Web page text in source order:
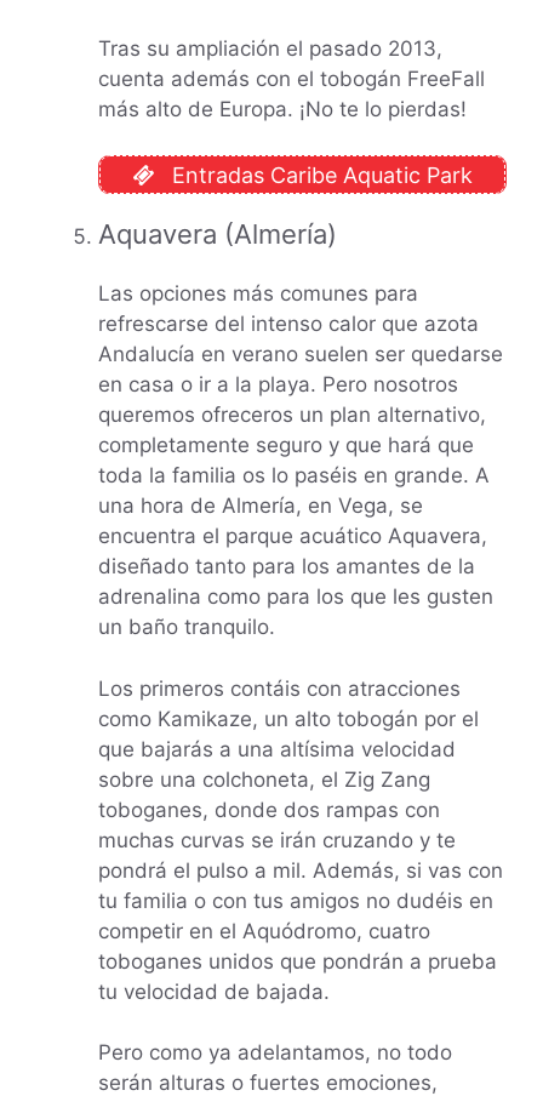
Tras su ampliación el pasado 2013,
cuenta además con el tobogán FreeFall
más alto de Europa. ¡No te lo pierdas!
Entradas Caribe Aquatic Park
Aquavera (Almería)
Las opciones más comunes para
refrescarse del intenso calor que azota
Andalucía en verano suelen ser quedarse
en casa o ir a la playa. Pero nosotros
queremos ofreceros un plan alternativo,
completamente seguro y que hará que
toda la familia os lo paséis en grande. A
una hora de Almería, en Vega, se
encuentra el parque acuático Aquavera,
diseñado tanto para los amantes de la
adrenalina como para los que les gusten
un baño tranquilo.
Los primeros contáis con atracciones
como Kamikaze, un alto tobogán por el
que bajarás a una altísima velocidad
sobre una colchoneta, el Zig Zang
toboganes, donde dos rampas con
muchas curvas se irán cruzando y te
pondrá el pulso a mil. Además, si vas con
tu familia o con tus amigos no dudéis en
competir en el Aquódromo, cuatro
toboganes unidos que pondrán a prueba
tu velocidad de bajada.
Pero como ya adelantamos, no todo
serán alturas o fuertes emociones,